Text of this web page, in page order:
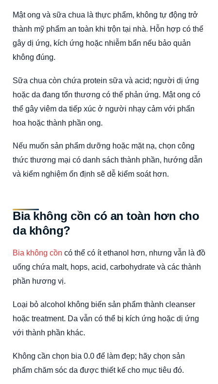
Mật ong và sữa chua là thực phẩm, không tự động trở
thành mỹ phẩm an toàn khi trộn tại nhà. Hỗn hợp có thể
gây dị ứng, kích ứng hoặc nhiễm bẩn nếu bảo quản
không đúng.
Sữa chua còn chứa protein sữa và acid; người dị ứng
hoặc da đang tổn thương có thể phản ứng. Mật ong có
thể gây viêm da tiếp xúc ở người nhạy cảm với phấn
hoa hoặc thành phần ong.
Nếu muốn sản phẩm dưỡng hoặc mặt nạ, chọn công
thức thương mại có danh sách thành phần, hướng dẫn
và kiểm nghiệm ổn định sẽ dễ kiểm soát hơn.
Bia không cồn có an toàn hơn cho
da không?
Bia không cồn có thể có ít ethanol hơn, nhưng vẫn là đồ
uống chứa malt, hops, acid, carbohydrate và các thành
phần hương vị.
Loại bỏ alcohol không biến sản phẩm thành cleanser
hoặc treatment. Da vẫn có thể bị kích ứng hoặc dị ứng
với thành phần khác.
Không cần chọn bia 0.0 để làm đẹp; hãy chọn sản
phẩm chăm sóc da được thiết kế cho mục tiêu đó.